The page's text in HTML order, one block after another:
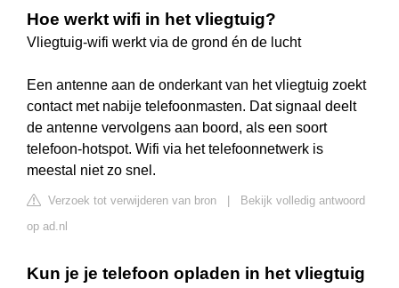
Hoe werkt wifi in het vliegtuig?
Vliegtuig-wifi werkt via de grond én de lucht
Een antenne aan de onderkant van het vliegtuig zoekt
contact met nabije telefoonmasten. Dat signaal deelt
de antenne vervolgens aan boord, als een soort
telefoon-hotspot. Wifi via het telefoonnetwerk is
meestal niet zo snel.
Verzoek tot verwijderen van bron
Bekijk volledig antwoord
op ad.nl
Kun je je telefoon opladen in het vliegtuig